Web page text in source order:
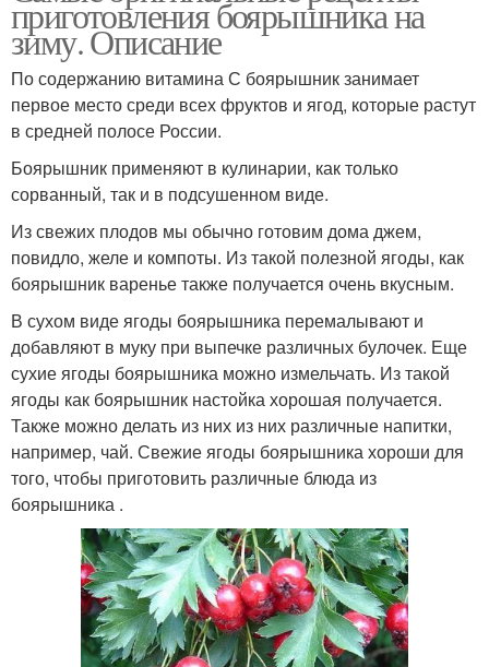
приготовления боярышника на
зиму. Описание
По содержанию витамина С боярышник занимает
первое место среди всех фруктов и ягод, которые растут
в средней полосе России.
Боярышник применяют в кулинарии, как только
сорванный, так и в подсушенном виде.
Из свежих плодов мы обычно готовим дома джем,
повидло, желе и компоты. Из такой полезной ягоды, как
боярышник варенье также получается очень вкусным.
В сухом виде ягоды боярышника перемалывают и
добавляют в муку при выпечке различных булочек. Еще
сухие ягоды боярышника можно измельчать. Из такой
ягоды как боярышник настойка хорошая получается.
Также можно делать из них из них различные напитки,
например, чай. Свежие ягоды боярышника хороши для
того, чтобы приготовить различные блюда из
боярышника .